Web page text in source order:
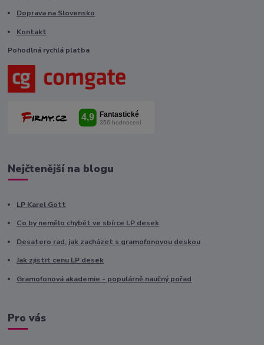
Doprava na Slovensko
Kontakt
Pohodlná rychlá platba
Nejčtenější na blogu
LP Karel Gott
Co by nemělo chybět ve sbírce LP desek
Desatero rad, jak zacházet s gramofonovou deskou
Jak zjistit cenu LP desek
Gramofonová akademie - populárně naučný pořad
Pro vás